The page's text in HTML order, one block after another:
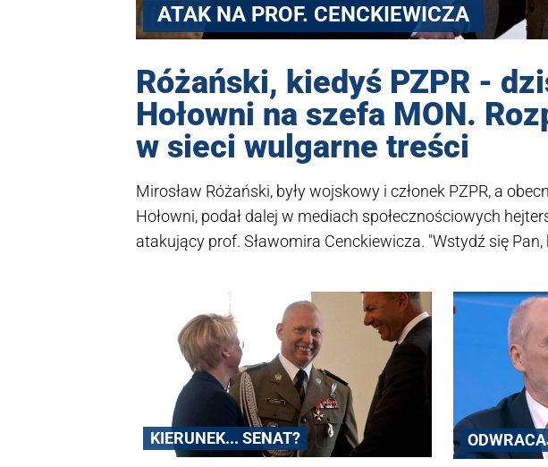
ATAK NA PROF. CENCKIEWICZA
Różański, kiedyś PZPR -
Hołowni na szefa MON.
w sieci wulgarne treści
Mirosław Różański, były wojskowy i członek PZPR, a
Hołowni, podał dalej w mediach społecznościowych
atakujący prof. Sławomira Cenckiewicza. "Wstydź się Pan,
Różański - "do Ludowego Wojska komunistów wstąpił w
zabijali polskich patriotów i czołgami rozjeżdżali
naprawdę jest przyszły senator, który sięga po tego typu
KIERUNEK... SENAT?